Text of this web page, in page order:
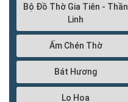
Bộ Đồ Thờ Gia Tiên - Thần
Linh
Ấm Chén Thờ
Bát Hương
Lọ Hoa